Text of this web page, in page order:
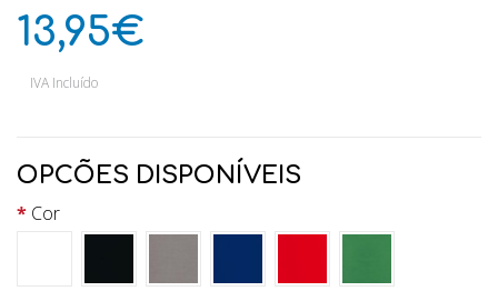
13,95€
IVA Incluído
OPCÕES DISPONÍVEIS
Cor